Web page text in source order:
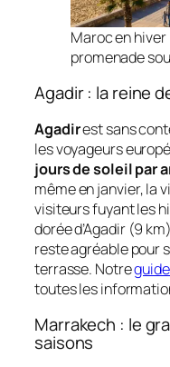
Maroc en hiver
promenade
Agadir : la reine
Agadirest sans
les voyageurs
jours de soleil par
même en janvier, la
visiteurs fuyant les
dorée d’Agadir (9
reste agréable pour
terrasse. Notre
toutes les
Marrakech : le
saisons